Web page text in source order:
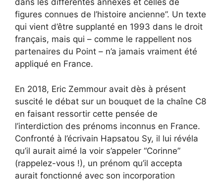
dans les différentes annexes et celles de
figures connues de l’histoire ancienne”. Un texte
qui vient d’être supplanté en 1993 dans le droit
français, mais qui – comme le rappellent nos
partenaires du Point – n’a jamais vraiment été
appliqué en France.
En 2018, Eric Zemmour avait dès à présent
suscité le débat sur un bouquet de la chaîne C8
en faisant ressortir cette pensée de
l’interdiction des prénoms inconnus en France.
Confronté à l’écrivain Hapsatou Sy, il lui révéla
qu’il aurait aimé la voir s’appeler “Corinne”
(rappelez-vous !), un prénom qu’il accepta
aurait fonctionné avec son incorporation